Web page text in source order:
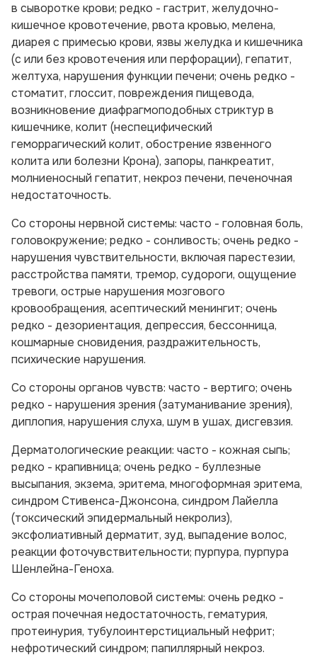
в сыворотке крови; редко - гастрит, желудочно-
кишечное кровотечение, рвота кровью, мелена,
диарея с примесью крови, язвы желудка и кишечника
(с или без кровотечения или перфорации), гепатит,
желтуха, нарушения функции печени; очень редко -
стоматит, глоссит, повреждения пищевода,
возникновение диафрагмоподобных стриктур в
кишечнике, колит (неспецифический
геморрагический колит, обострение язвенного
колита или болезни Крона), запоры, панкреатит,
молниеносный гепатит, некроз печени, печеночная
недостаточность.
Со стороны нервной системы: часто - головная боль,
головокружение; редко - сонливость; очень редко -
нарушения чувствительности, включая парестезии,
расстройства памяти, тремор, судороги, ощущение
тревоги, острые нарушения мозгового
кровообращения, асептический менингит; очень
редко - дезориентация, депрессия, бессонница,
кошмарные сновидения, раздражительность,
психические нарушения.
Со стороны органов чувств: часто - вертиго; очень
редко - нарушения зрения (затуманивание зрения),
диплопия, нарушения слуха, шум в ушах, дисгевзия.
Дерматологические реакции: часто - кожная сыпь;
редко - крапивница; очень редко - буллезные
высыпания, экзема, эритема, многоформная эритема,
синдром Стивенса-Джонсона, синдром Лайелла
(токсический эпидермальный некролиз),
эксфолиативный дерматит, зуд, выпадение волос,
реакции фоточувствительности; пурпура, пурпура
Шенлейна-Геноха.
Со стороны мочеполовой системы: очень редко -
острая почечная недостаточность, гематурия,
протеинурия, тубулоинтерстициальный нефрит;
нефротический синдром; папиллярный некроз.